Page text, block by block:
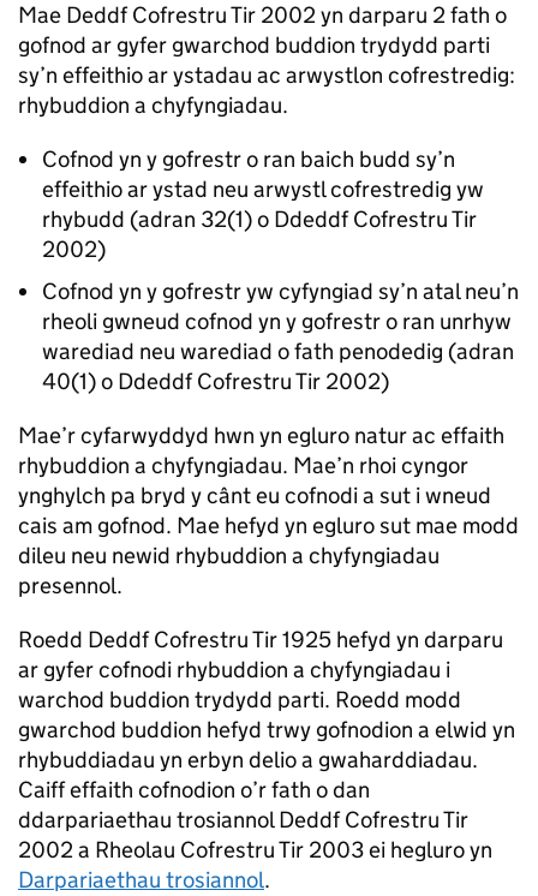
Mae Deddf Cofrestru Tir 2002 yn darparu 2 fath o
gofnod ar gyfer gwarchod buddion trydydd parti
sy’n effeithio ar ystadau ac arwystlon cofrestredig:
rhybuddion a chyfyngiadau.
Cofnod yn y gofrestr o ran baich budd sy’n
effeithio ar ystad neu arwystl cofrestredig yw
rhybudd (adran 32(1) o Ddeddf Cofrestru Tir
2002)
Cofnod yn y gofrestr yw cyfyngiad sy’n atal neu’n
rheoli gwneud cofnod yn y gofrestr o ran unrhyw
warediad neu warediad o fath penodedig (adran
40(1) o Ddeddf Cofrestru Tir 2002)
Mae’r cyfarwyddyd hwn yn egluro natur ac effaith
rhybuddion a chyfyngiadau. Mae’n rhoi cyngor
ynghylch pa bryd y cânt eu cofnodi a sut i wneud
cais am gofnod. Mae hefyd yn egluro sut mae modd
dileu neu newid rhybuddion a chyfyngiadau
presennol.
Roedd Deddf Cofrestru Tir 1925 hefyd yn darparu
ar gyfer cofnodi rhybuddion a chyfyngiadau i
warchod buddion trydydd parti. Roedd modd
gwarchod buddion hefyd trwy gofnodion a elwid yn
rhybuddiadau yn erbyn delio a gwaharddiadau.
Caiff effaith cofnodion o’r fath o dan
ddarpariaethau trosiannol Deddf Cofrestru Tir
2002 a Rheolau Cofrestru Tir 2003 ei hegluro yn
Darpariaethau trosiannol.